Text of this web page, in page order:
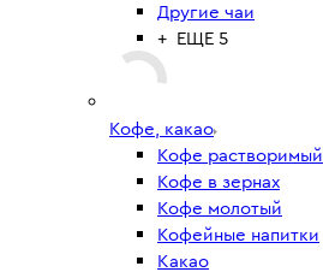
Другие чаи
+ ЕЩЕ 5
Кофе, какао
Кофе растворимый
Кофе в зернах
Кофе молотый
Кофейные напитки
Какао